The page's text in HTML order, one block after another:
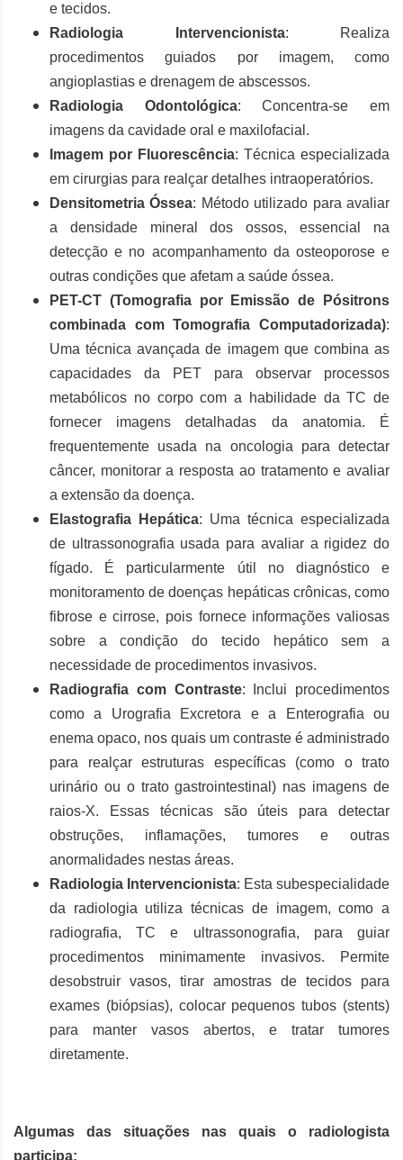
e tecidos.
Radiologia Intervencionista: Realiza
procedimentos guiados por imagem, como
angioplastias e drenagem de abscessos.
Radiologia Odontológica: Concentra-se em
imagens da cavidade oral e maxilofacial.
Imagem por Fluorescência: Técnica especializada
em cirurgias para realçar detalhes intraoperatórios.
Densitometria Óssea: Método utilizado para avaliar
a densidade mineral dos ossos, essencial na
detecção e no acompanhamento da osteoporose e
outras condições que afetam a saúde óssea.
PET-CT (Tomografia por Emissão de Pósitrons
combinada com Tomografia Computadorizada):
Uma técnica avançada de imagem que combina as
capacidades da PET para observar processos
metabólicos no corpo com a habilidade da TC de
fornecer imagens detalhadas da anatomia. É
frequentemente usada na oncologia para detectar
câncer, monitorar a resposta ao tratamento e avaliar
a extensão da doença.
Elastografia Hepática: Uma técnica especializada
de ultrassonografia usada para avaliar a rigidez do
fígado. É particularmente útil no diagnóstico e
monitoramento de doenças hepáticas crônicas, como
fibrose e cirrose, pois fornece informações valiosas
sobre a condição do tecido hepático sem a
necessidade de procedimentos invasivos.
Radiografia com Contraste: Inclui procedimentos
como a Urografia Excretora e a Enterografia ou
enema opaco, nos quais um contraste é administrado
para realçar estruturas específicas (como o trato
urinário ou o trato gastrointestinal) nas imagens de
raios-X. Essas técnicas são úteis para detectar
obstruções, inflamações, tumores e outras
anormalidades nestas áreas.
Radiologia Intervencionista: Esta subespecialidade
da radiologia utiliza técnicas de imagem, como a
radiografia, TC e ultrassonografia, para guiar
procedimentos minimamente invasivos. Permite
desobstruir vasos, tirar amostras de tecidos para
exames (biópsias), colocar pequenos tubos (stents)
para manter vasos abertos, e tratar tumores
diretamente.
Algumas das situações nas quais o radiologista
participa: